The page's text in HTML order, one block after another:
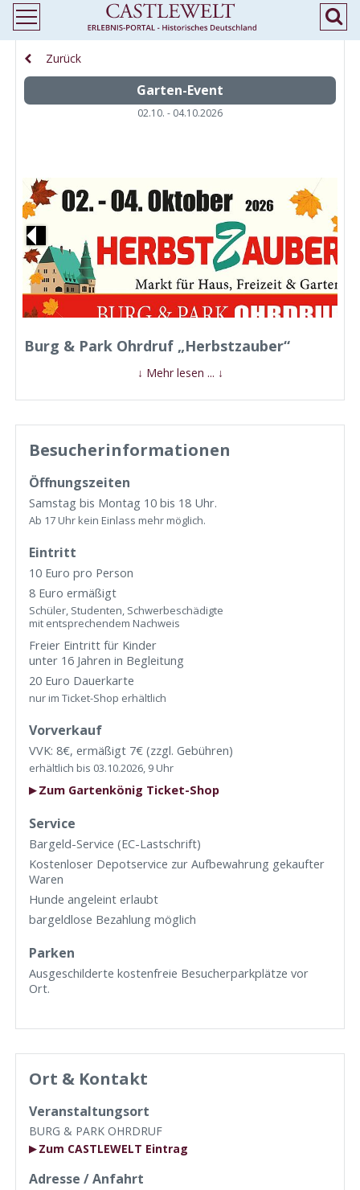
Zurück
Garten-Event
02.10. - 04.10.2026
Previous
Burg & Park Ohrdruf „Herbstzauber“
↓ Mehr lesen ... ↓
Besucherinformationen
Öffnungszeiten
Samstag bis Montag 10 bis 18 Uhr.
Ab 17 Uhr kein Einlass mehr möglich.
Eintritt
10 Euro pro Person
8 Euro ermäßigt
Schüler, Studenten, Schwerbeschädigte
mit entsprechendem Nachweis
Freier Eintritt für Kinder
unter 16 Jahren in Begleitung
20 Euro Dauerkarte
nur im Ticket-Shop erhältlich
Vorverkauf
VVK: 8€, ermäßigt 7€ (zzgl. Gebühren)
erhältlich bis 03.10.2026, 9 Uhr
Zum Gartenkönig Ticket-Shop
Service
Bargeld-Service (EC-Lastschrift)
Kostenloser Depotservice zur Aufbewahrung gekaufter
Waren
Hunde angeleint erlaubt
bargeldlose Bezahlung möglich
Parken
Ausgeschilderte kostenfreie Besucherparkplätze vor
Ort.
Ort & Kontakt
Veranstaltungsort
BURG & PARK OHRDRUF
Zum CASTLEWELT Eintrag
Adresse / Anfahrt